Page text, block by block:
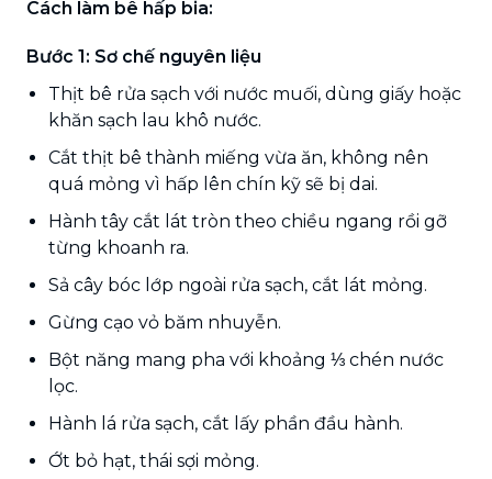
Cách làm bê hấp bia:
Bước 1: Sơ chế nguyên liệu
Thịt bê rửa sạch với nước muối, dùng giấy hoặc
khăn sạch lau khô nước.
Cắt thịt bê thành miếng vừa ăn, không nên
quá mỏng vì hấp lên chín kỹ sẽ bị dai.
Hành tây cắt lát tròn theo chiều ngang rồi gỡ
từng khoanh ra.
Sả cây bóc lớp ngoài rửa sạch, cắt lát mỏng.
Gừng cạo vỏ băm nhuyễn.
Bột năng mang pha với khoảng ⅓ chén nước
lọc.
Hành lá rửa sạch, cắt lấy phần đầu hành.
Ớt bỏ hạt, thái sợi mỏng.